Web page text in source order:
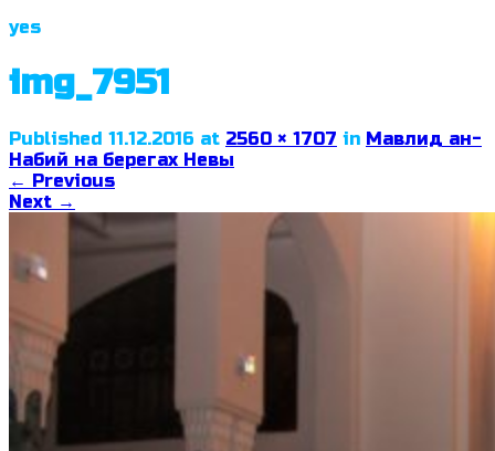
yes
img_7951
Published 11.12.2016 at 2560 × 1707 in Мавлид ан-
Набий на берегах Невы
← Previous
Next →